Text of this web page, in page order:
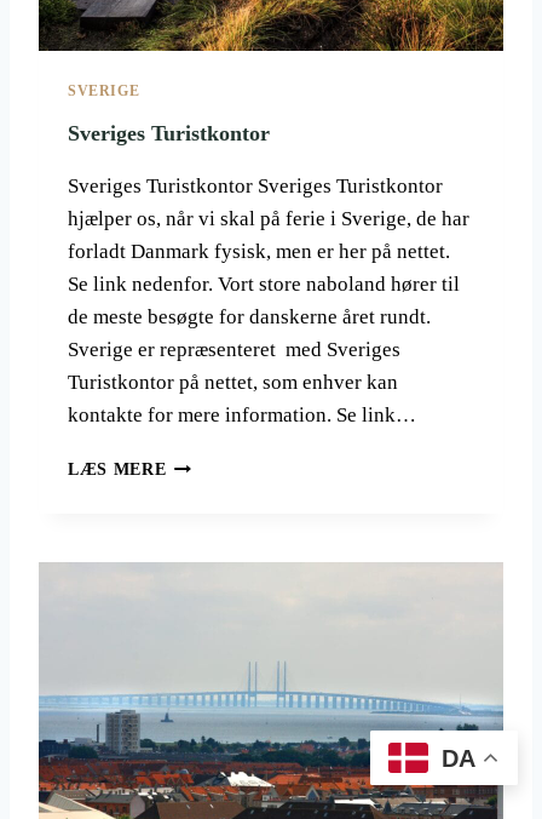
A
P
N
SVERIGE
Sveriges Turistkontor
Sveriges Turistkontor Sveriges Turistkontor
hjælper os, når vi skal på ferie i Sverige, de har
forladt Danmark fysisk, men er her på nettet.
Se link nedenfor. Vort store naboland hører til
de meste besøgte for danskerne året rundt.
Sverige er repræsenteret med Sveriges
Turistkontor på nettet, som enhver kan
kontakte for mere information. Se link…
LÆS MERE S
I
U
R
I
S
T
DA